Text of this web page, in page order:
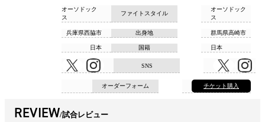
ファイトスタイル
オーソドック
ス
オーソドック
ス
出身地
兵庫県西脇市 群馬県高崎市
国籍
日本 日本
SNS
オーダーフォーム チケット購入
REVIEW 試合レビュー